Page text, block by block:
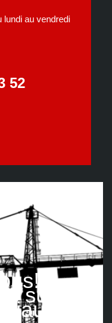
lundi au vendredi
52
sur les